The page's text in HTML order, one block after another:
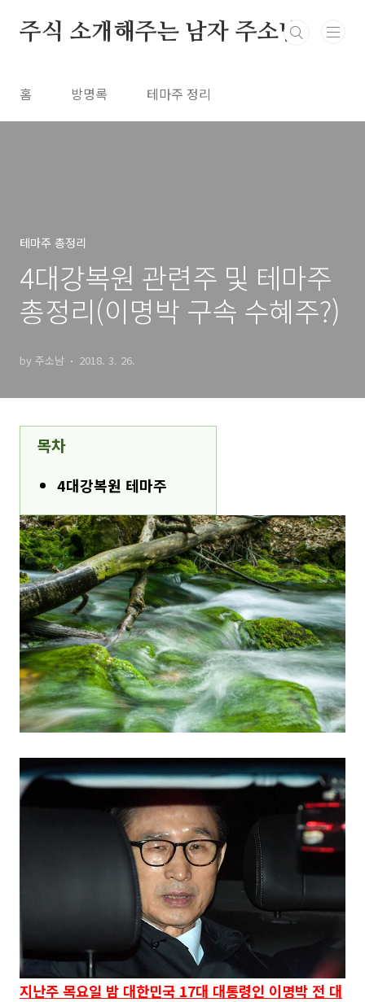
주식 소개해주는 남자 주소남
홈 방명록 테마주 정리
테마주 총정리
4대강복원 관련주 및 테마주
총정리(이명박 구속 수혜주?)
by 주소남 2018. 3. 26.
목차
4대강복원 테마주
지난주 목요일 밤 대한민국 17대 대통령인 이명박 전 대